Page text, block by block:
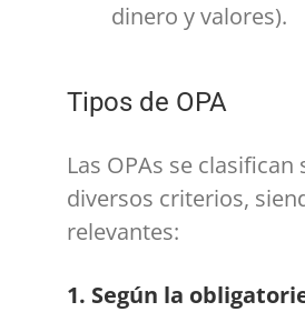
dinero y valores).
Tipos de OPA
Las OPAs se clasifican
diversos criterios,
relevantes:
1. Según la